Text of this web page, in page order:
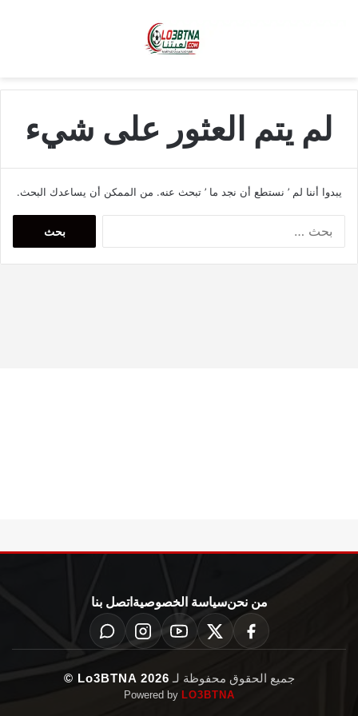
لم يتم العثور على شيء
يبدوا أننا لم ’ نستطع أن نجد ما ’ تبحث عنه. من الممكن أن يساعدك البحث.
من نحنسياسة الخصوصية اتصل بنا
جميع الحقوق محفوظة لـ Lo3BTNA 2026 ©
Powered by LO3BTNA